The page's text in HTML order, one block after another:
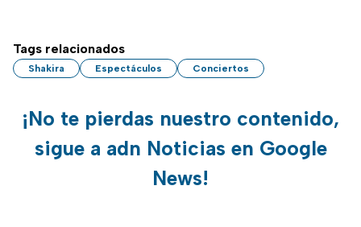
Tags relacionados
Shakira Espectáculos Conciertos
¡No te pierdas nuestro contenido,
sigue a adn Noticias en Google
News!